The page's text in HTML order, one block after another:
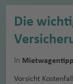
Die
In
Vorsicht